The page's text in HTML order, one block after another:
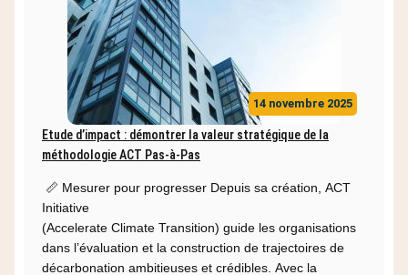
14 novembre 2025
Etude d’impact : démontrer la valeur stratégique de la
méthodologie ACT Pas-à-Pas
📏 Mesurer pour progresser Depuis sa création, ACT
Initiative
(Accelerate Climate Transition) guide les organisations
dans l’évaluation et la construction de trajectoires de
décarbonation ambitieuses et crédibles. Avec la